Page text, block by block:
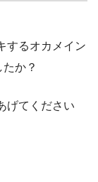
するオカメイン
か？
げてください